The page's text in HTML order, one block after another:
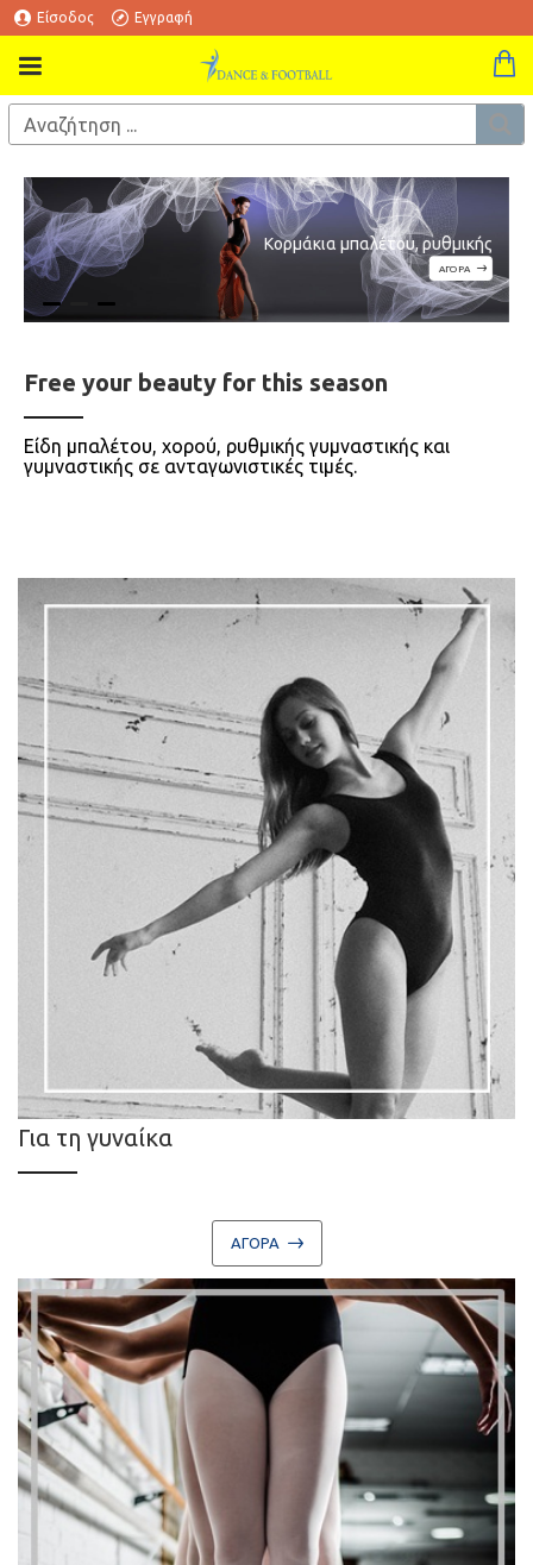
Είσοδος Εγγραφή
Κορμάκια μπαλέτου, ρυθμικής
ΑΓΟΡΑ
Free your beauty for this season
Eίδη μπαλέτου, χορού, ρυθμικής γυμναστικής και
γυμναστικής σε ανταγωνιστικές τιμές.
Για τη γυναίκα
ΑΓΟΡΑ